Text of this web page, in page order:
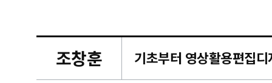
조창훈